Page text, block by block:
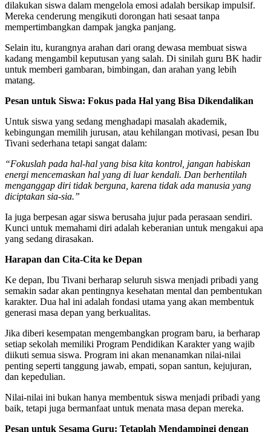
dilakukan siswa dalam mengelola emosi adalah bersikap impulsif.
Mereka cenderung mengikuti dorongan hati sesaat tanpa
mempertimbangkan dampak jangka panjang.
Selain itu, kurangnya arahan dari orang dewasa membuat siswa
kadang mengambil keputusan yang salah. Di sinilah guru BK hadir
untuk memberi gambaran, bimbingan, dan arahan yang lebih
matang.
Pesan untuk Siswa: Fokus pada Hal yang Bisa Dikendalikan
Untuk siswa yang sedang menghadapi masalah akademik,
kebingungan memilih jurusan, atau kehilangan motivasi, pesan Ibu
Tivani sederhana tetapi sangat dalam:
“Fokuslah pada hal-hal yang bisa kita kontrol, jangan habiskan
energi mencemaskan hal yang di luar kendali. Dan berhentilah
menganggap diri tidak berguna, karena tidak ada manusia yang
diciptakan sia-sia.”
Ia juga berpesan agar siswa berusaha jujur pada perasaan sendiri.
Kunci untuk memahami diri adalah keberanian untuk mengakui apa
yang sedang dirasakan.
Harapan dan Cita-Cita ke Depan
Ke depan, Ibu Tivani berharap seluruh siswa menjadi pribadi yang
semakin sadar akan pentingnya kesehatan mental dan pembentukan
karakter. Dua hal ini adalah fondasi utama yang akan membentuk
generasi masa depan yang berkualitas.
Jika diberi kesempatan mengembangkan program baru, ia berharap
setiap sekolah memiliki Program Pendidikan Karakter yang wajib
diikuti semua siswa. Program ini akan menanamkan nilai-nilai
penting seperti tanggung jawab, empati, sopan santun, kejujuran,
dan kepedulian.
Nilai-nilai ini bukan hanya membentuk siswa menjadi pribadi yang
baik, tetapi juga bermanfaat untuk menata masa depan mereka.
Pesan untuk Sesama Guru: Tetaplah Mendampingi dengan